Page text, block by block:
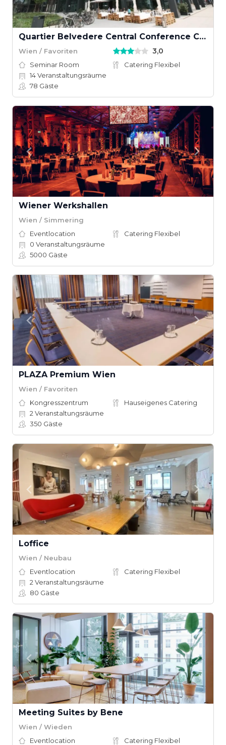
Quartier Belvedere Central Conference Center
Wien / Favoriten 3,0
Seminar Room
Catering Flexibel
14Veranstaltungsräume
78 Gäste
Wiener Werkshallen
Wien / Simmering
Eventlocation
Catering Flexibel
0 Veranstaltungsräume
5000 Gäste
PLAZA Premium Wien
Wien / Favoriten
Kongresszentrum
Hauseigenes Catering
2 Veranstaltungsräume
350 Gäste
Loffice
Wien / Neubau
Eventlocation
Catering Flexibel
2 Veranstaltungsräume
80 Gäste
Meeting Suites by Bene
Wien / Wieden
Eventlocation
Catering Flexibel